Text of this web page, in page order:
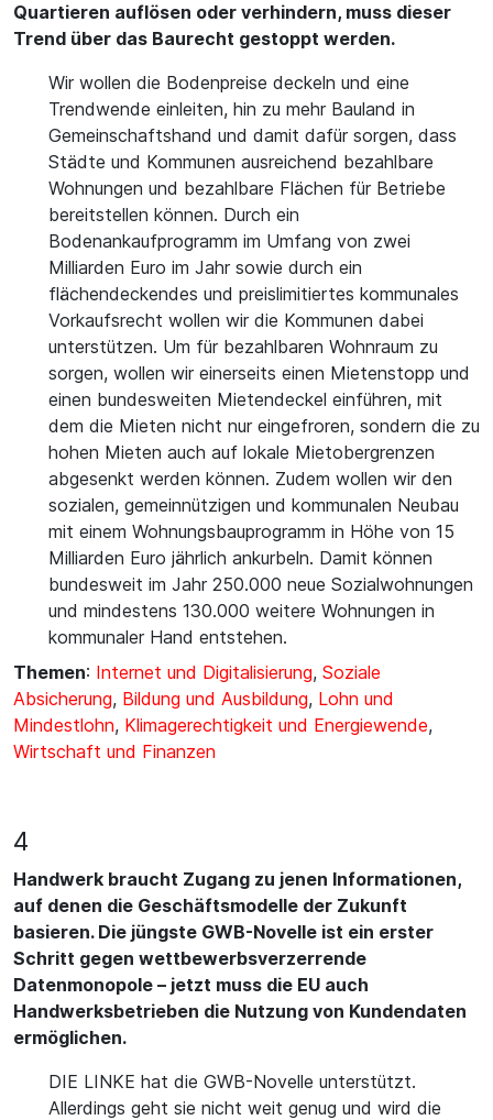
Quartieren auflösen oder verhindern, muss dieser
Trend über das Baurecht gestoppt werden.
Wir wollen die Bodenpreise deckeln und eine
Trendwende einleiten, hin zu mehr Bauland in
Gemeinschaftshand und damit dafür sorgen, dass
Städte und Kommunen ausreichend bezahlbare
Wohnungen und bezahlbare Flächen für Betriebe
bereitstellen können. Durch ein
Bodenankaufprogramm im Umfang von zwei
Milliarden Euro im Jahr sowie durch ein
flächendeckendes und preislimitiertes kommunales
Vorkaufsrecht wollen wir die Kommunen dabei
unterstützen. Um für bezahlbaren Wohnraum zu
sorgen, wollen wir einerseits einen Mietenstopp und
einen bundesweiten Mietendeckel einführen, mit
dem die Mieten nicht nur eingefroren, sondern die zu
hohen Mieten auch auf lokale Mietobergrenzen
abgesenkt werden können. Zudem wollen wir den
sozialen, gemeinnützigen und kommunalen Neubau
mit einem Wohnungsbauprogramm in Höhe von 15
Milliarden Euro jährlich ankurbeln. Damit können
bundesweit im Jahr 250.000 neue Sozialwohnungen
und mindestens 130.000 weitere Wohnungen in
kommunaler Hand entstehen.
Themen: Internet und Digitalisierung, Soziale
Absicherung, Bildung und Ausbildung, Lohn und
Mindestlohn, Klimagerechtigkeit und Energiewende,
Wirtschaft und Finanzen
4
Handwerk braucht Zugang zu jenen Informationen,
auf denen die Geschäftsmodelle der Zukunft
basieren. Die jüngste GWB-Novelle ist ein erster
Schritt gegen wettbewerbsverzerrende
Datenmonopole – jetzt muss die EU auch
Handwerksbetrieben die Nutzung von Kundendaten
ermöglichen.
DIE LINKE hat die GWB-Novelle unterstützt.
Allerdings geht sie nicht weit genug und wird die